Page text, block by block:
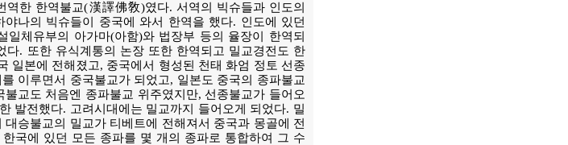
한 한역불교(漢譯佛敎)였다. 서역의 빅슈들과 인도의
나의 빅슈들이 중국에 와서 한역을 했다. 인도에 있던
체유부의 아가마(아함)와 법장부 등의 율장이 한역되
. 또한 유식계통의 논장 또한 한역되고 밀교경전도 한
일본에 전해졌고, 중국에서 형성된 천태 화엄 정토 선종
이루면서 중국불교가 되었고, 일본도 중국의 종파불교
교도 처음엔 종파불교 위주였지만, 선종불교가 들어오
발전했다. 고려시대에는 밀교까지 들어오게 되었다. 밀
승불교의 밀교가 티베트에 전해져서 중국과 몽골에 전
국에 있던 모든 종파를 몇 개의 종파로 통합하여 그 수